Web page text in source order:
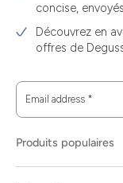
concise,
Découvrez en
offres de
Email address *
Produits populaires